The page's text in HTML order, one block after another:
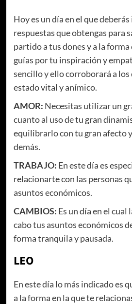
Hoy es un día en el que
respuestas que obtengas para
partido a tus dones y a la
guías por tu inspiración y
sencillo y ello corroborará a los
estado vital y anímico.
AMOR: Necesitas utilizar un
cuanto al uso de tu gran
equilibrarlo con tu gran afecto
demás.
TRABAJO: En este día es
relacionarte con las personas
asuntos económicos.
CAMBIOS: Es un día en el cual
cabo tus asuntos económicos
forma tranquila y pausada.
LEO
En este día lo más indicado es
a la forma en la que te